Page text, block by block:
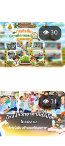
👁 30
👁 31